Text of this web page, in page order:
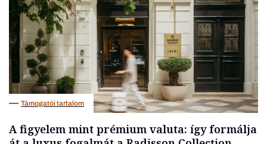
Támogatói tartalom
A figyelem mint prémium valuta: így formálja